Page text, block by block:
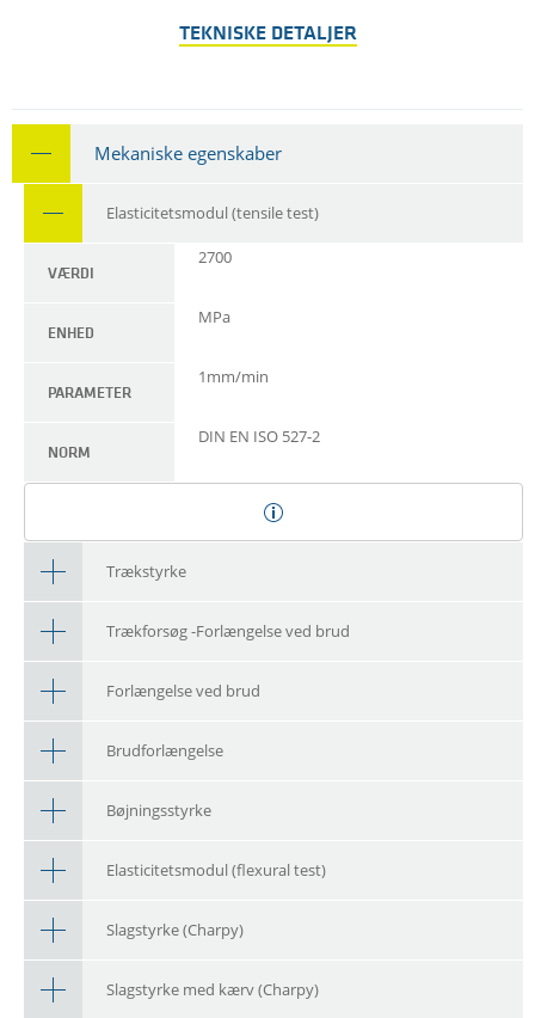
TEKNISKE DETALJER
Mekaniske egenskaber
Elasticitetsmodul (tensile test)
VÆRDI
2700
ENHED
MPa
PARAMETER
1mm/min
NORM
DIN EN ISO 527-2
Trækstyrke
Trækforsøg -Forlængelse ved brud
Forlængelse ved brud
Brudforlængelse
Bøjningsstyrke
Elasticitetsmodul (flexural test)
Slagstyrke (Charpy)
Slagstyrke med kærv (Charpy)